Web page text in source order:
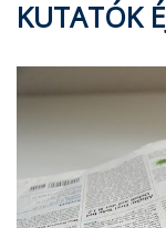
KUTATÓK